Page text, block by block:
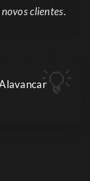
clientes.